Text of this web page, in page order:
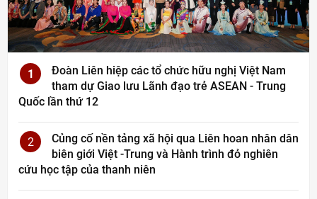
1
Đoàn Liên hiệp các tổ chức hữu nghị Việt Nam
tham dự Giao lưu Lãnh đạo trẻ ASEAN - Trung
Quốc lần thứ 12
2
Củng cố nền tảng xã hội qua Liên hoan nhân dân
biên giới Việt -Trung và Hành trình đỏ nghiên
cứu học tập của thanh niên